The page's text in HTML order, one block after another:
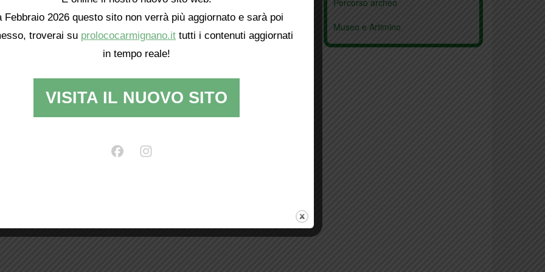
Museo e Artimino
Pieve San Leonardo
Febbraio 2026 questo sito non verrà più aggiornato e sarà poi
troverai su prolococarmignano.it tutti i contenuti aggiornati
in tempo reale!
VISITA IL NUOVO SITO